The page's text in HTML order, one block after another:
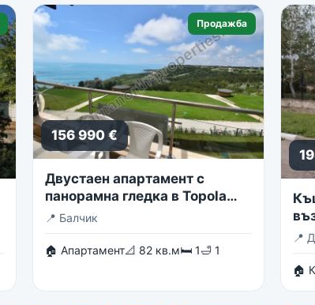
Продажба
156 990 €
Двустаен апартамент с
панорамна гледка в Topola
Skies
📍 Балчик
🏠 Апартамент📐 82 кв.м🛏 1🛁 1
📍
🏠